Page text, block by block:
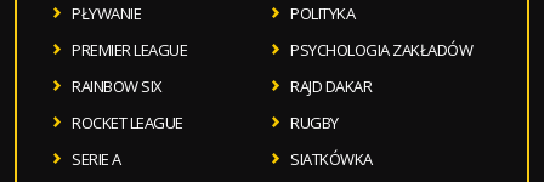
PŁYWANIE
POLITYKA
PREMIER LEAGUE
PSYCHOLOGIA ZAKŁADÓW
RAINBOW SIX
RAJD DAKAR
ROCKET LEAGUE
RUGBY
SERIE A
SIATKÓWKA